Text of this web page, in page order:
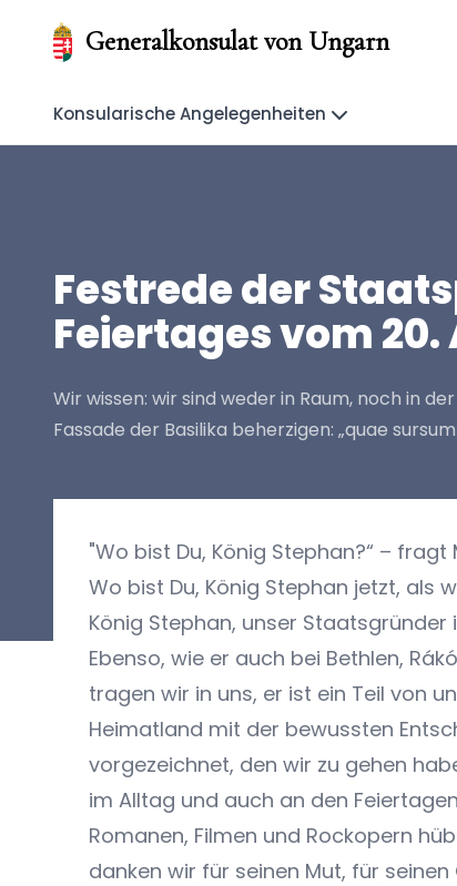
Generalkonsulat von Ungarn
Konsularische Angelegenheiten
Festrede der
Feiertages vom
Wir wissen: wir sind weder in Raum, noch in
Fassade der Basilika beherzigen: „quae
"Wo bist Du, König Stephan?“ –
Wo bist Du, König Stephan jetzt, als
König Stephan, unser Staatsgründer
Ebenso, wie er auch bei Bethlen,
tragen wir in uns, er ist ein Teil von
Heimatland mit der bewussten
vorgezeichnet, den wir zu gehen
im Alltag und auch an den
Romanen, Filmen und Rockopern
danken wir für seinen Mut, für